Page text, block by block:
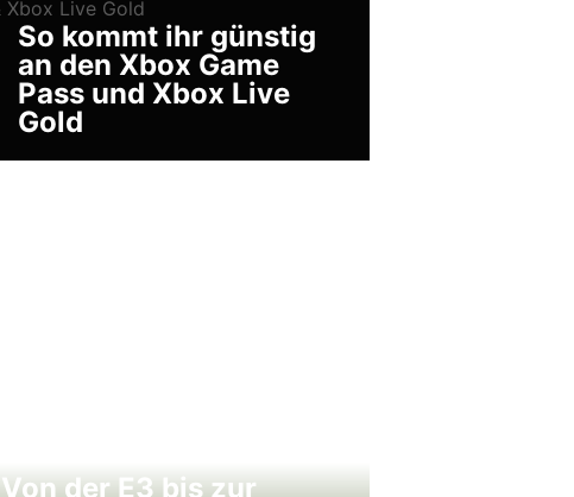
So kommt ihr günstig
an den Xbox Game
Pass und Xbox Live
Gold
Von der E3 bis zur